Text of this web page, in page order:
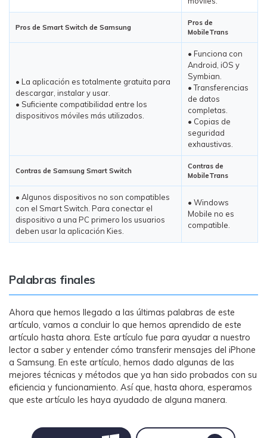
Pros de Smart Switch de Samsung
Pros de
MobileTrans
• La aplicación es totalmente gratuita para
descargar, instalar y usar.
• Suficiente compatibilidad entre los
dispositivos móviles más utilizados.
• Funciona con
Android, iOS y
Symbian.
• Transferencias
de datos
completas.
• Copias de
seguridad
exhaustivas.
Contras de Samsung Smart Switch
Contras de
MobileTrans
• Algunos dispositivos no son compatibles
con el Smart Switch. Para conectar el
dispositivo a una PC primero los usuarios
deben usar la aplicación Kies.
• Windows
Mobile no es
compatible.
Palabras finales
Ahora que hemos llegado a las últimas palabras de este
artículo, vamos a concluir lo que hemos aprendido de este
artículo hasta ahora. Este artículo fue para ayudar a nuestro
lector a saber y entender cómo transferir mensajes del iPhone
a Samsung. En este artículo, hemos dado algunas de las
mejores técnicas y métodos que ya han sido probados con su
eficiencia y funcionamiento. Así que, hasta ahora, esperamos
que este artículo les haya ayudado de alguna manera.